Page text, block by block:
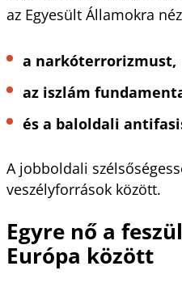
az Egyesült Államokra
a narkóterrorizmust,
az iszlám
és a baloldali
A jobboldali
veszélyforrások között.
Egyre nő a
Európa között